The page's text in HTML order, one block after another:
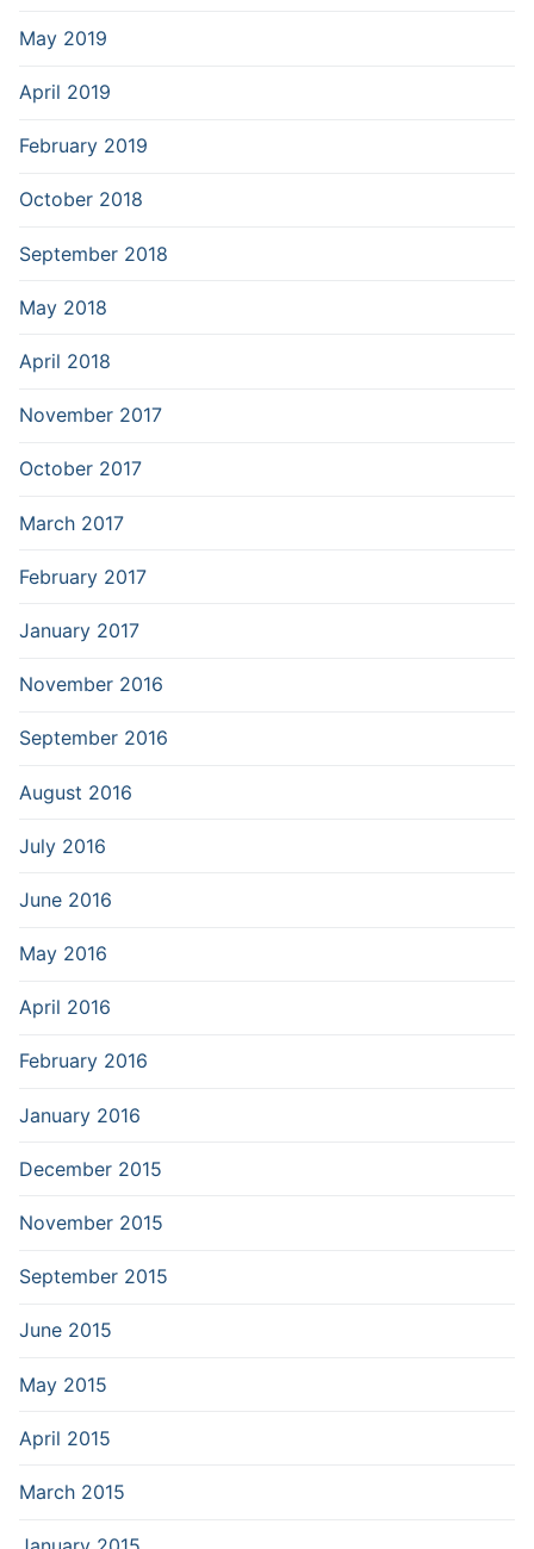
May 2019
April 2019
February 2019
October 2018
September 2018
May 2018
April 2018
November 2017
October 2017
March 2017
February 2017
January 2017
November 2016
September 2016
August 2016
July 2016
June 2016
May 2016
April 2016
February 2016
January 2016
December 2015
November 2015
September 2015
June 2015
May 2015
April 2015
March 2015